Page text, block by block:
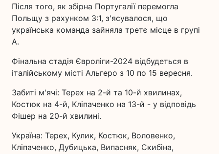
Після того, як збірна Португалії перемогла
Польщу з рахунком 3:1, з'ясувалося, що
українська команда зайняла третє місце в групі
А.
Фінальна стадія Євроліги-2024 відбудеться в
італійському місті Альгеро з 10 по 15 вересня.
Забиті м'ячі: Терех на 2-й та 10-й хвилинах,
Костюк на 4-й, Кліпаченко на 13-й - у відповідь
Фішер на 20-й хвилині.
Україна: Терех, Кулик, Костюк, Воловенко,
Кліпаченко, Дубицька, Випасняк, Скибіна,